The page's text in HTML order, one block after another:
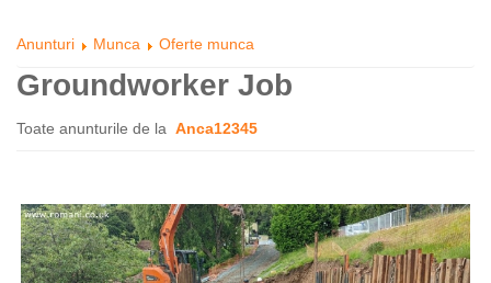
Anunturi Munca Oferte munca
Groundworker Job
Toate anunturile de la Anca12345